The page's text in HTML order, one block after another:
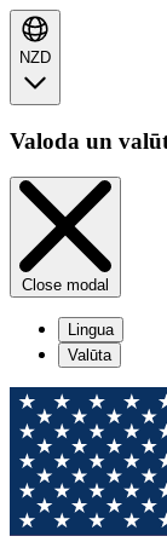
NZD
Valoda un
Close modal
Lingua
Valūta